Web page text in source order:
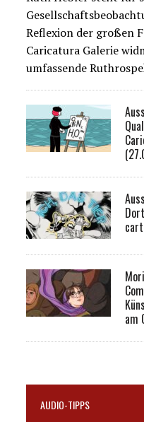
Reflexion der großen
Caricatura Galerie
umfassende
am
AUDIO-TIPPS